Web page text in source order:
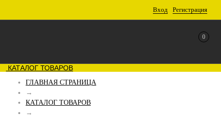
Вход Регистрация
0
КАТАЛОГ ТОВАРОВ
ГЛАВНАЯ СТРАНИЦА
→
КАТАЛОГ ТОВАРОВ
→